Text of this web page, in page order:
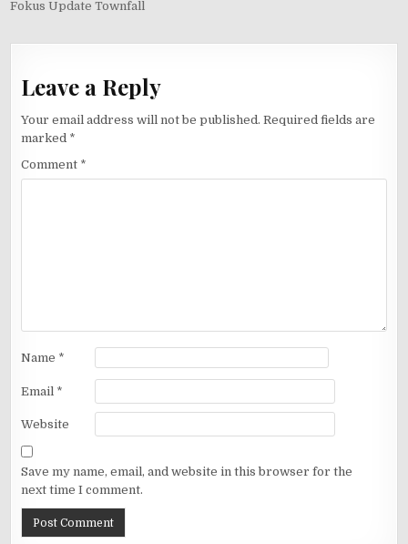
Fokus Update Townfall
Leave a Reply
Your email address will not be published. Required fields are
marked *
Comment *
Name *
Email *
Website
Save my name, email, and website in this browser for the
next time I comment.